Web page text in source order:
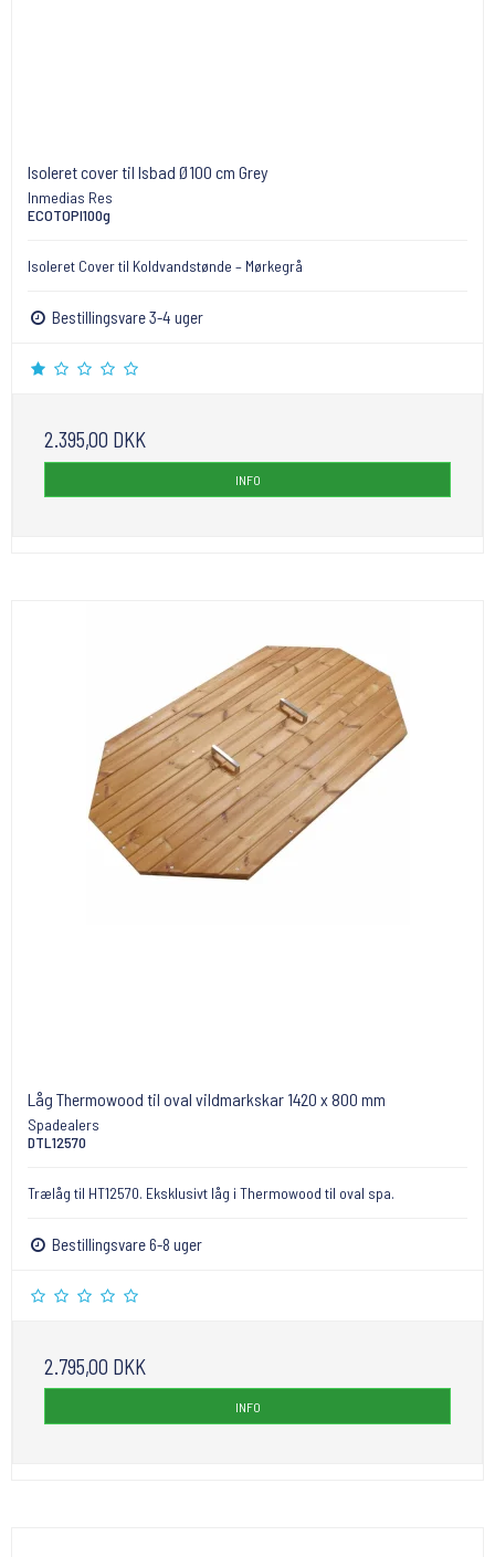
Isoleret cover til Isbad Ø100 cm Grey
Inmedias Res
ECOTOPI100g
Isoleret Cover til Koldvandstønde – Mørkegrå
Bestillingsvare 3-4 uger
2.395,00 DKK
INFO
Låg Thermowood til oval vildmarkskar 1420 x 800 mm
Spadealers
DTL12570
Trælåg til HT12570. Eksklusivt låg i Thermowood til oval spa.
Bestillingsvare 6-8 uger
2.795,00 DKK
INFO